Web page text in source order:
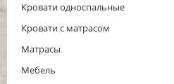
Кровати односпальные
Кровати с матрасом
Матрасы
Мебель